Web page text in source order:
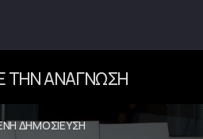
ΤΗΝ ΑΝΆΓΝΩΣΗ
ΔΗΜΟΣΊΕΥΣΗ